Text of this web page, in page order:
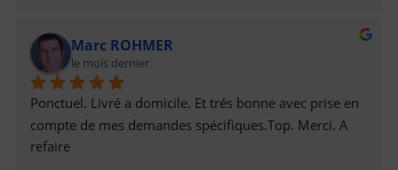
Marc ROHMER
le mois dernier
Ponctuel. Livré a domicile. Et trés bonne avec prise en
compte de mes demandes spécifiques.Top. Merci. A
refaire